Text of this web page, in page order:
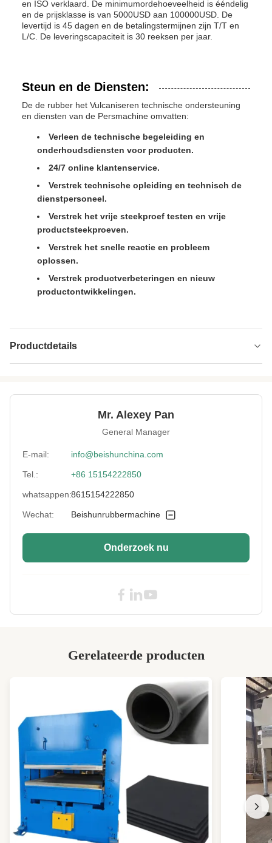
en ISO verklaard. De minimumordehoeveelheid is ééndelig
en de prijsklasse is van 5000USD aan 100000USD. De
levertijd is 45 dagen en de betalingstermijnen zijn T/T en
L/C. De leveringscapaciteit is 30 reeksen per jaar.
Steun en de Diensten:
De de rubber het Vulcaniseren technische ondersteuning
en diensten van de Persmachine omvatten:
Verleen de technische begeleiding en
onderhoudsdiensten voor producten.
24/7 online klantenservice.
Verstrek technische opleiding en technisch de
dienstpersoneel.
Verstrek het vrije steekproef testen en vrije
productsteekproeven.
Verstrek het snelle reactie en probleem
oplossen.
Verstrek productverbeteringen en nieuw
productontwikkelingen.
Productdetails
Certificate: Ce
Name: Rubber het Vulcaniseren Persmachine
PLC Rubber Vulcaniserende Pers
Industriële het Vulcaniseren Persmachine
Mr. Alexey Pan
General Manager
E-mail: info@beishunchina.com
Tel.: +86 15154222850
whatsappen:8615154222850
Wechat: Beishunrubbermachine
Onderzoek nu
Gerelateerde producten